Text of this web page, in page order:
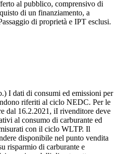
al pubblico, comprensivo di
di un finanziamento, a
di proprietà e IPT esclusi.
I dati di consumi ed emissioni per
riferiti al ciclo NEDC. Per le
dal 16.2.2021, iI rivenditore deve
al consumo di carburante ed
con il ciclo WLTP. Il
disponibile nel punto vendita
risparmio di carburante e